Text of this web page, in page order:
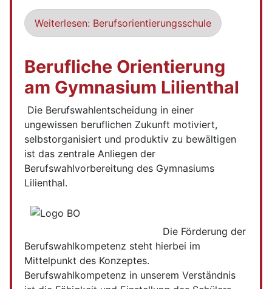
Weiterlesen: Berufsorientierungsschule
Berufliche Orientierung
am Gymnasium Lilienthal
Die Berufswahlentscheidung in einer
ungewissen beruflichen Zukunft motiviert,
selbstorganisiert und produktiv zu bewältigen
ist das zentrale Anliegen der
Berufswahlvorbereitung des Gymnasiums
Lilienthal.
Die Förderung der
Berufswahlkompetenz steht hierbei im
Mittelpunkt des Konzeptes.
Berufswahlkompetenz in unserem Verständnis